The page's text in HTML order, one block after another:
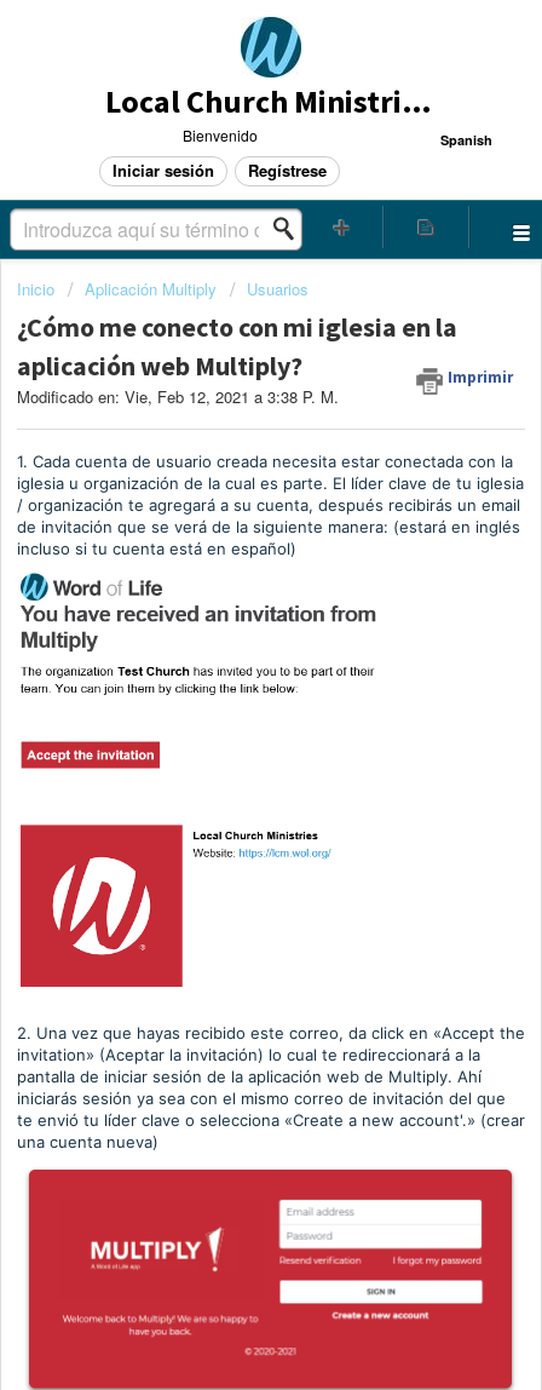
Local Church Ministries Helpdesk
Spanish
Bienvenido
Iniciar sesión Regístrese
Inicio Aplicación Multiply Usuarios
¿Cómo me conecto con mi iglesia en la
aplicación web Multiply?
Imprimir
Modificado en: Vie, Feb 12, 2021 a 3:38 P. M.
1. Cada cuenta de usuario creada necesita estar conectada con la
iglesia u organización de la cual es parte. El líder clave de tu iglesia
/ organización te agregará a su cuenta, después recibirás un email
de invitación que se verá de la siguiente manera: (estará en inglés
incluso si tu cuenta está en español)
2. Una vez que hayas recibido este correo, da click en «Accept the
invitation» (Aceptar la invitación) lo cual te redireccionará a la
pantalla de iniciar sesión de la aplicación web de Multiply. Ahí
iniciarás sesión ya sea con el mismo correo de invitación del que
te envió tu líder clave o selecciona «Create a new account'.» (crear
una cuenta nueva)